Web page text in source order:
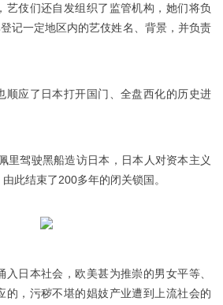
艺伎们还自发组织了监管机构，她们将负
记一定地区内的艺伎姓名、背景，并负责
顺应了日本打开国门、全盘西化的历史进
里驾驶黑船造访日本，日本人对资本主义
此结束了200多年的闭关锁国。
日本社会，欧美甚为推崇的男女平等、
的，污秽不堪的娼妓产业遭到上流社会的